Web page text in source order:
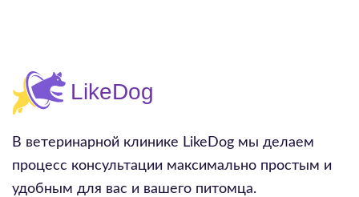
В ветеринарной клинике LikeDog мы делаем
процесс консультации максимально простым и
удобным для вас и вашего питомца.